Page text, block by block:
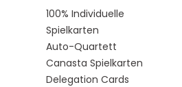
100% Individuelle
Spielkarten
Auto-Quartett
Canasta Spielkarten
Delegation Cards